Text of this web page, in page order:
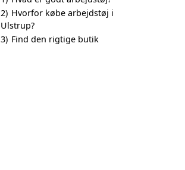
2) Hvorfor købe arbejdstøj i
Ulstrup?
3) Find den rigtige butik